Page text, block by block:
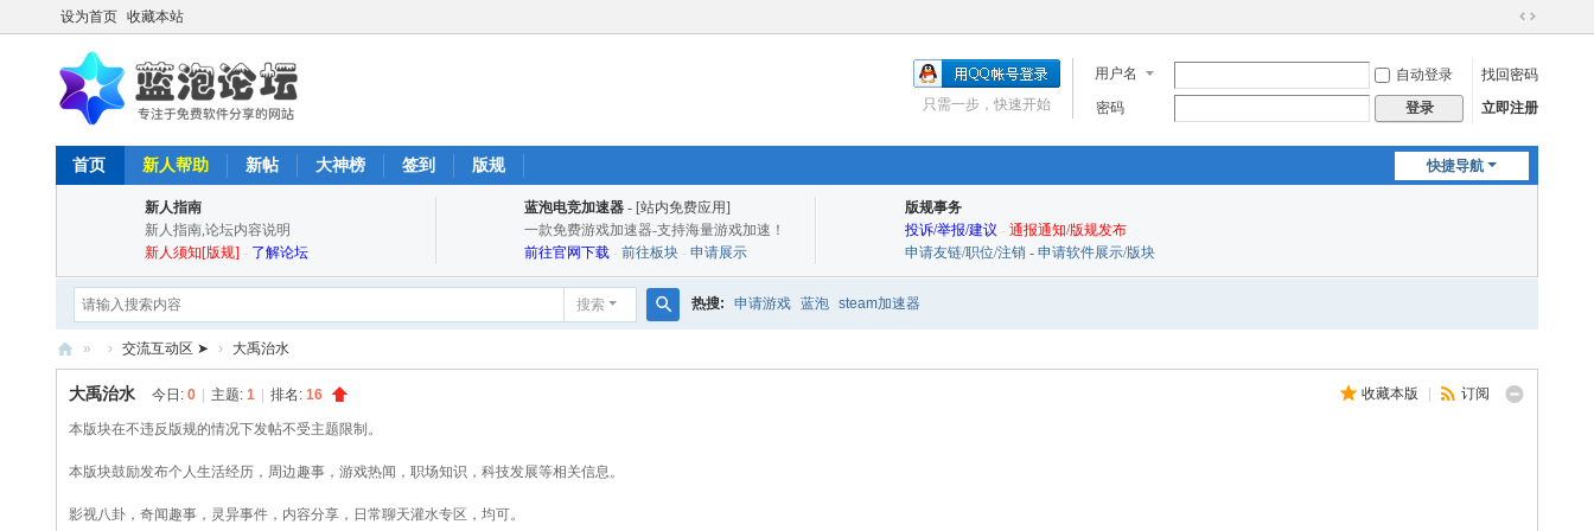
设为首页 收藏本站
切
到
宽
用户名 自动登录
找回密码
密码
登录 立即注册
只需一步，快速开始
快捷导航
首页 新人帮助 新帖 大神榜 签到 版规
新人指南
新人指南,论坛内容说明
新人须知[版规] - 了解论坛
蓝泡电竞加速器 - [站内免费应用]
一款免费游戏加速器-支持海量游戏加速！
前往官网下载 - 前往板块 - 申请展示
版规事务
投诉/举报/建议 - 通报通知/版规发布
申请友链/职位/注销 - 申请软件展示/版块
搜索
索
热搜: 申请游戏 蓝泡 steam加速器
» › 交流互动区 ➤ › 大禹治水
收藏本版 订阅
大禹治水 今日: 0 主题: 1 排名: 16
本版块在不违反版规的情况下发帖不受主题限制。
本版块鼓励发布个人生活经历，周边趣事，游戏热闻，职场知识，科技发展等相关信息。
影视八卦，奇闻趣事，灵异事件，内容分享，日常聊天灌水专区，均可。